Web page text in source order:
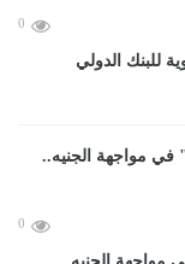
0
للبنك الدولي
0